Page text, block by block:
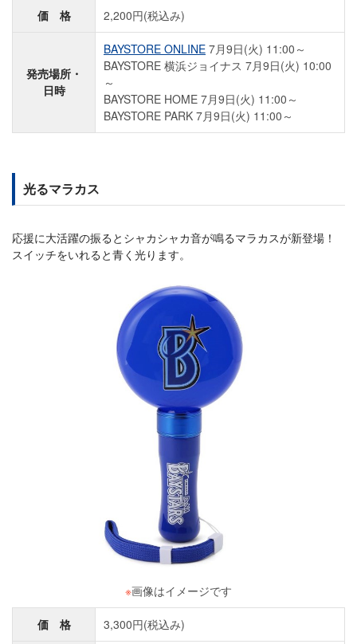
価 格 2,200円(税込み)
発売場所・
日時
BAYSTORE ONLINE 7月9日(火) 11:00～
BAYSTORE 横浜ジョイナス 7月9日(火) 10:00
～
BAYSTORE HOME 7月9日(火) 11:00～
BAYSTORE PARK 7月9日(火) 11:00～
光るマラカス
応援に大活躍の振るとシャカシャカ音が鳴るマラカスが新登場！
スイッチをいれると青く光ります。
※画像はイメージです
価 格 3,300円(税込み)